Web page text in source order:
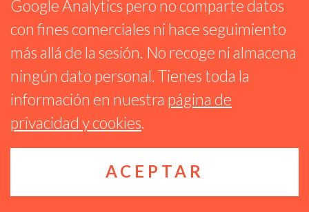
RARAS MÚSICAS
EMISIÓN 266
Algunos derechos reservados CC BY-NC-SA 4.0
Google Analytics pero no comparte datos
con fines comerciales ni hace seguimiento
más allá de la sesión. No recoge ni almacena
ningún dato personal. Tienes toda la
información en nuestra página de
privacidad y cookies.
ACEPTAR